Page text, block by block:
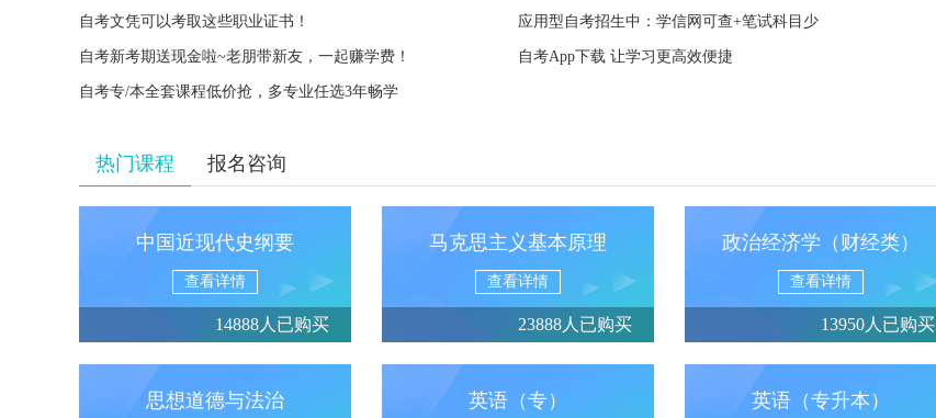
自考文凭可以考取这些职业证书！ 应用型自考招生中：学信网可查+笔试科目少
自考新考期送现金啦~老朋带新友，一起赚学费！ 自考App下载 让学习更高效便捷
自考专/本全套课程低价抢，多专业任选3年畅学
热门课程 报名咨询
中国近现代史纲要
查看详情
14888人已购买
马克思主义基本原理
查看详情
23888人已购买
政治经济学（财经类）
查看详情
13950人已购买
思想道德与法治 英语（专） 英语（专升本）